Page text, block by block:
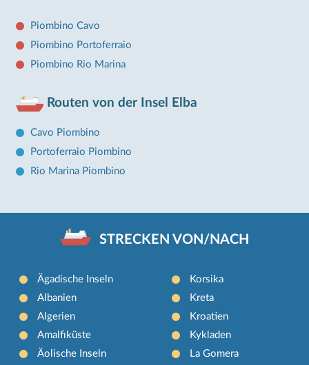
Piombino Cavo
Piombino Portoferraio
Piombino Rio Marina
Routen von der Insel Elba
Cavo Piombino
Portoferraio Piombino
Rio Marina Piombino
STRECKEN VON/NACH
Ägadische Inseln
Albanien
Algerien
Amalfiküste
Äolische Inseln
Korsika
Kreta
Kroatien
Kykladen
La Gomera